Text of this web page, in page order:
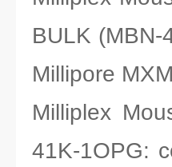
BULK
Millipore
Milliplex
41K-1OPG: